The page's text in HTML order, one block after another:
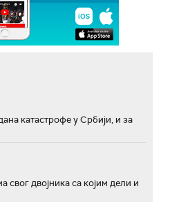
катастрофе у Србији, и за
свог двојника са којим дели и